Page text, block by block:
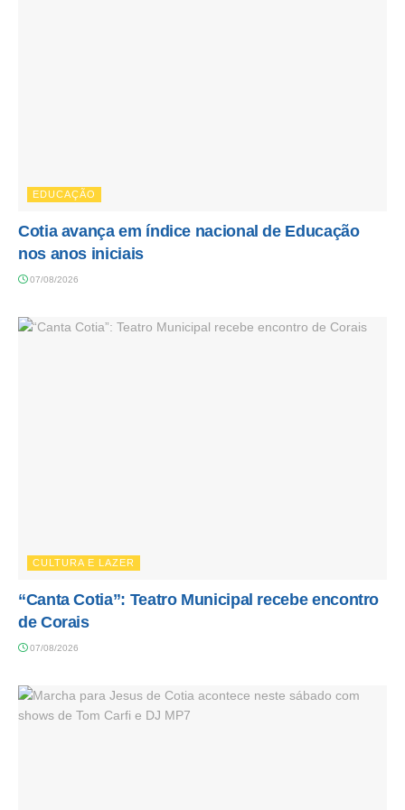
EDUCAÇÃO
Cotia avança em índice nacional de Educação
nos anos iniciais
07/08/2026
CULTURA E LAZER
“Canta Cotia”: Teatro Municipal recebe encontro
de Corais
07/08/2026